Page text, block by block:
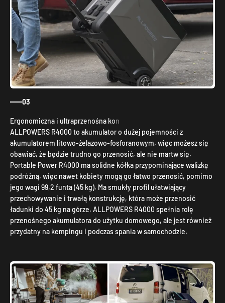
03
ALLPOWERS R4000 to akumulator o dużej pojemności z
akumulatorem litowo-żelazowo-fosforanowym, więc możesz się
obawiać, że będzie trudno go przenosić, ale nie martw się.
Portable Power R4000 ma solidne kółka przypominające walizkę
podróżną, więc nawet kobiety mogą go łatwo przenosić, pomimo
jego wagi 99,2 funta (45 kg). Ma smukły profil ułatwiający
przechowywanie i trwałą konstrukcję, która może przenosić
ładunki do 45 kg na górze. ALLPOWERS R4000 spełnia rolę
przenośnego akumulatora do użytku domowego, ale jest również
przydatny na kempingu i podczas spania w samochodzie.